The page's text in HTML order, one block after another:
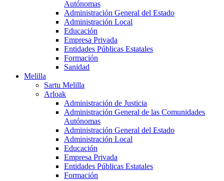
Autónomas
Administración General del Estado
Administración Local
Educación
Empresa Privada
Entidades Públicas Estatales
Formación
Sanidad
Melilla
Sartu Melilla
Arloak
Administración de Justicia
Administración General de las Comunidades
Autónomas
Administración General del Estado
Administración Local
Educación
Empresa Privada
Entidades Públicas Estatales
Formación